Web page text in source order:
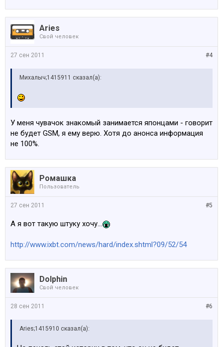
Aries
Свой человек
#4
27 сен 2011
Михалыч;1415911 сказал(а):
У меня чувачок знакомый занимается японцами - говорит
не будет GSM, я ему верю. Хотя до анонса информация
не 100%.
Ромашка
Пользователь
#5
27 сен 2011
А я вот такую штуку хочу...
http://www.ixbt.com/news/hard/index.shtml?09/52/54
Dolphin
Свой человек
#6
28 сен 2011
Aries;1415910 сказал(а):